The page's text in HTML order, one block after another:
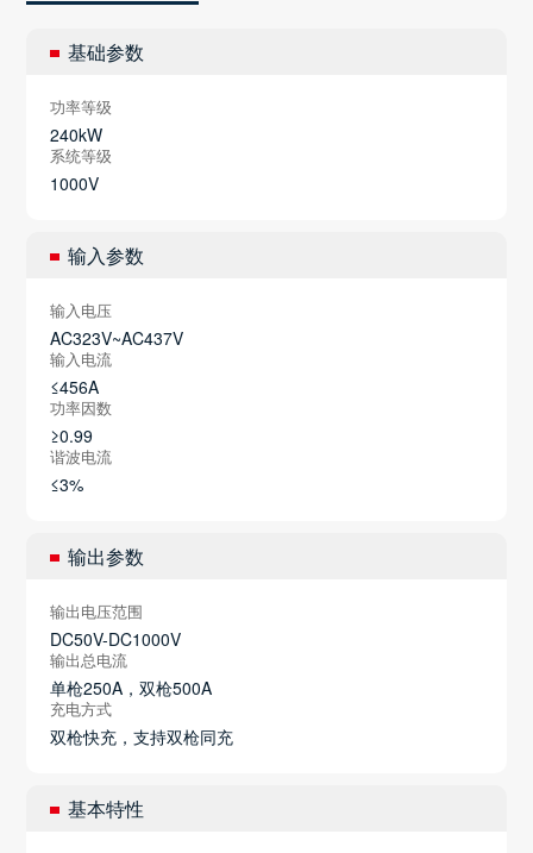
基础参数
功率等级
240kW
系统等级
1000V
输入参数
输入电压
AC323V~AC437V
输入电流
≤456A
功率因数
≥0.99
谐波电流
≤3%
输出参数
输出电压范围
DC50V-DC1000V
输出总电流
单枪250A，双枪500A
充电方式
双枪快充，支持双枪同充
基本特性